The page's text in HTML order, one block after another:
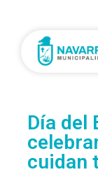
Día del
cuidan